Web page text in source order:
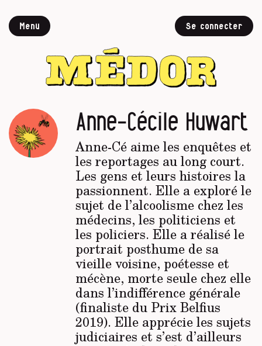
Menu Se connecter
Anne-Cécile Huwart
Anne-Cé aime les enquêtes et
les reportages au long court.
Les gens et leurs histoires la
passionnent. Elle a exploré le
sujet de l’alcoolisme chez les
médecins, les politiciens et
les policiers. Elle a réalisé le
portrait posthume de sa
vieille voisine, poétesse et
mécène, morte seule chez elle
dans l’indifférence générale
(finaliste du Prix Belfius
2019). Elle apprécie les sujets
judiciaires et s’est d’ailleurs